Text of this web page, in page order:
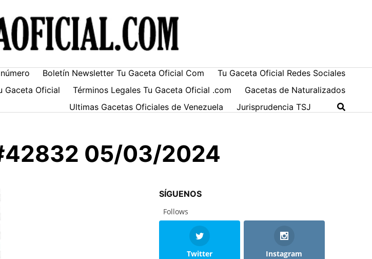
Boletín Newsletter Tu Gaceta Oficial Com
Tu Gaceta Oficial Redes Sociales
Gaceta Oficial Términos Legales Tu Gaceta Oficial .com
Gacetas de Naturalizados
Ultimas Gacetas Oficiales de Venezuela
Jurisprudencia TSJ
05/03/2024
SÍGUENOS
Follows
Twitter
Instagram